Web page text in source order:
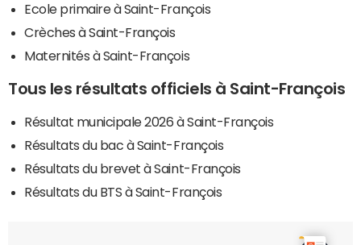
Ecole primaire à Saint-François
Crèches à Saint-François
Maternités à Saint-François
Tous les résultats officiels à Saint-François
Résultat municipale 2026 à Saint-François
Résultats du bac à Saint-François
Résultats du brevet à Saint-François
Résultats du BTS à Saint-François